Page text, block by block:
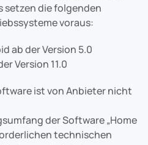
setzen die folgenden
voraus:
ab der Version 5.0
Version 11.0
ist von Anbieter nicht
der Software „Home
technischen